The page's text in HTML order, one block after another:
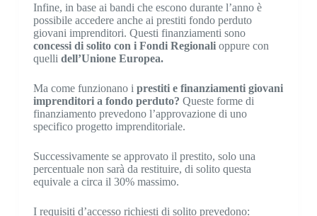
Infine, in base ai bandi che escono durante l’anno è
possibile accedere anche ai prestiti fondo perduto
giovani imprenditori. Questi finanziamenti sono
concessi di solito con i Fondi Regionalioppure con
quelli dell’Unione Europea.
Ma come funzionano i prestiti e finanziamenti giovani
imprenditori a fondo perduto? Queste forme di
finanziamento prevedono l’approvazione di uno
specifico progetto imprenditoriale.
Successivamente se approvato il prestito, solo una
percentuale non sarà da restituire, di solito questa
equivale a circa il 30% massimo.
I requisiti d’accesso richiesti di solito prevedono: